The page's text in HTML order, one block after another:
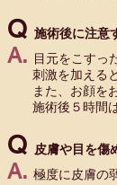
Q 施術後に注意
A. 目元をこすっ
刺激を加えると
また、お顔をお
施術後５時間は
Q 皮膚や目を傷
A. 極度に皮膚の